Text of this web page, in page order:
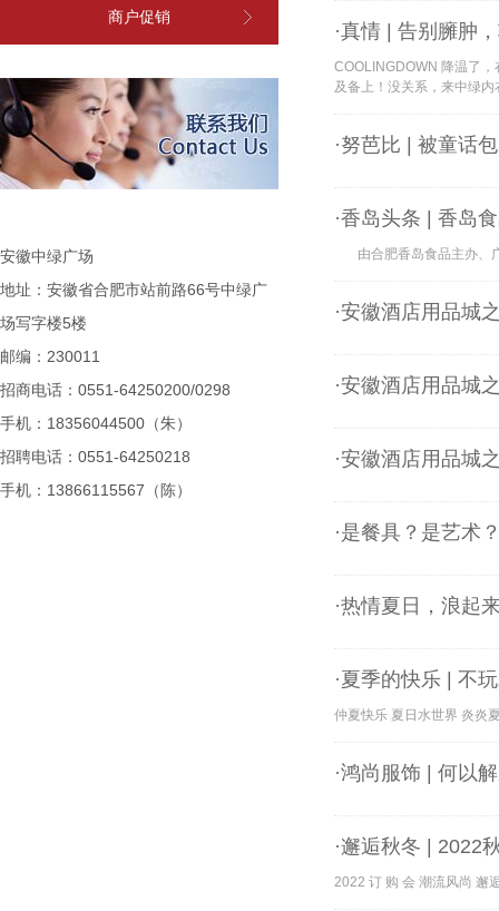
商户促销
安徽中绿广场
地址：安徽省合肥市站前路66号中绿广
场写字楼5楼
邮编：230011
招商电话：0551-64250200/0298
手机：18356044500（朱）
招聘电话：0551-64250218
手机：13866115567（陈）
·真情 | 告别臃肿
COOLINGDOWN 降温了
及备上！没关系，来中绿
·努芭比 | 被童话
·香岛头条 | 香岛
由合肥香岛食品主办、广
·安徽酒店用品城
·安徽酒店用品城
·安徽酒店用品城
·是餐具？是艺术
·热情夏日，浪起
·夏季的快乐 | 不
仲夏快乐 夏日水世界 炎炎
·鸿尚服饰 | 何以
·邂逅秋冬 | 2022
2022 订 购 会 潮流风尚 邂